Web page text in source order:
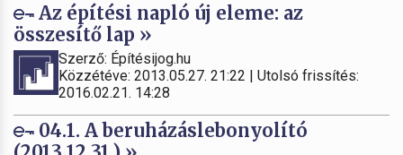
Az építési napló új eleme: az
összesítő lap »
Szerző: Építésijog.hu
Közzétéve: 2013.05.27. 21:22 | Utolsó frissítés:
2016.02.21. 14:28
04.1. A beruházáslebonyolító